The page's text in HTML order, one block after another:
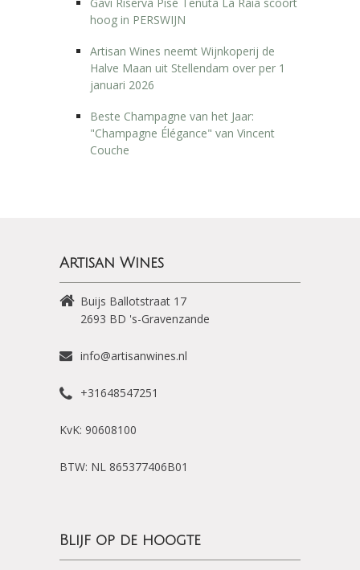
hoog in PERSWIJN
Artisan Wines neemt Wijnkoperij de
Halve Maan uit Stellendam over per 1
januari 2026
Beste Champagne van het Jaar:
"Champagne Élégance" van Vincent
Couche
Artisan Wines
Buijs Ballotstraat 17
2693 BD 's-Gravenzande
info@artisanwines.nl
+31648547251
KvK: 90608100
BTW: NL 865377406B01
Blijf op de hoogte